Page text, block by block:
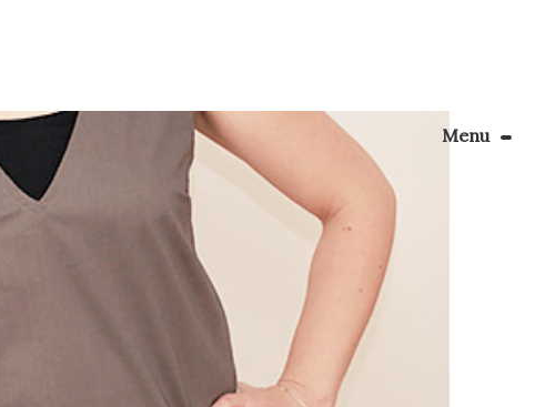
Menu
Le Blog
Apprendre la couture
Aménager son coin couture
commence
« ma
de coudre